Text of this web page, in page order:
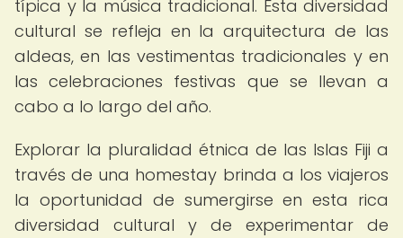
típica y la música tradicional. Esta diversidad
cultural se refleja en la arquitectura de las
aldeas, en las vestimentas tradicionales y en
las celebraciones festivas que se llevan a
cabo a lo largo del año.
Explorar la pluralidad étnica de las Islas Fiji a
través de una homestay brinda a los viajeros
la oportunidad de sumergirse en esta rica
diversidad cultural y de experimentar de